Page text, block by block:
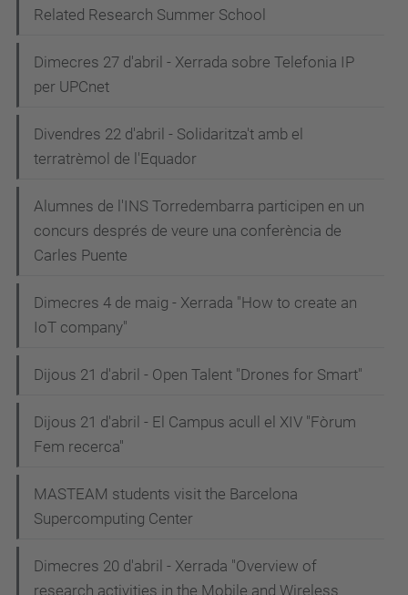
Related Research Summer School
Dimecres 27 d'abril - Xerrada sobre Telefonia IP
per UPCnet
Divendres 22 d'abril - Solidaritza't amb el
terratrèmol de l'Equador
Alumnes de l'INS Torredembarra participen en un
concurs després de veure una conferència de
Carles Puente
Dimecres 4 de maig - Xerrada "How to create an
IoT company"
Dijous 21 d'abril - Open Talent "Drones for Smart"
Dijous 21 d'abril - El Campus acull el XIV "Fòrum
Fem recerca"
MASTEAM students visit the Barcelona
Supercomputing Center
Dimecres 20 d'abril - Xerrada "Overview of
research activities in the Mobile and Wireless